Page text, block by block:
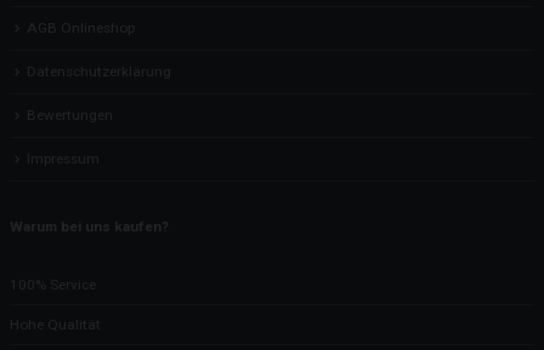
AGB Onlineshop
Datenschutzerklärung
Bewertungen
Impressum
Warum bei uns kaufen?
100% Service
Hohe Qualität